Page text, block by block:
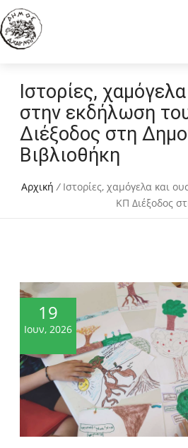
Ιστορίες,
στην εκδήλωση
Διέξοδος στη
Βιβλιοθήκη
Αρχική / Ιστορίες, χαμόγελα και
ΚΠ Διέξοδος
19
Ιουν, 2026